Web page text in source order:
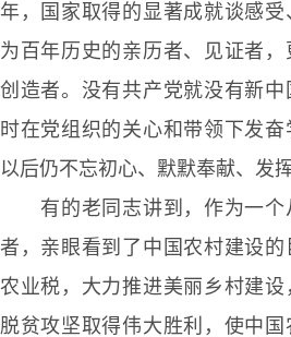
年，国家取得的显著成就谈感
为百年历史的亲历者、见证者，
创造者。没有共产党就没有新
时在党组织的关心和带领下发
以后仍不忘初心、默默奉献、发
有的老同志讲到，作为一
者，亲眼看到了中国农村建设
农业税，大力推进美丽乡村建设
脱贫攻坚取得伟大胜利，使中